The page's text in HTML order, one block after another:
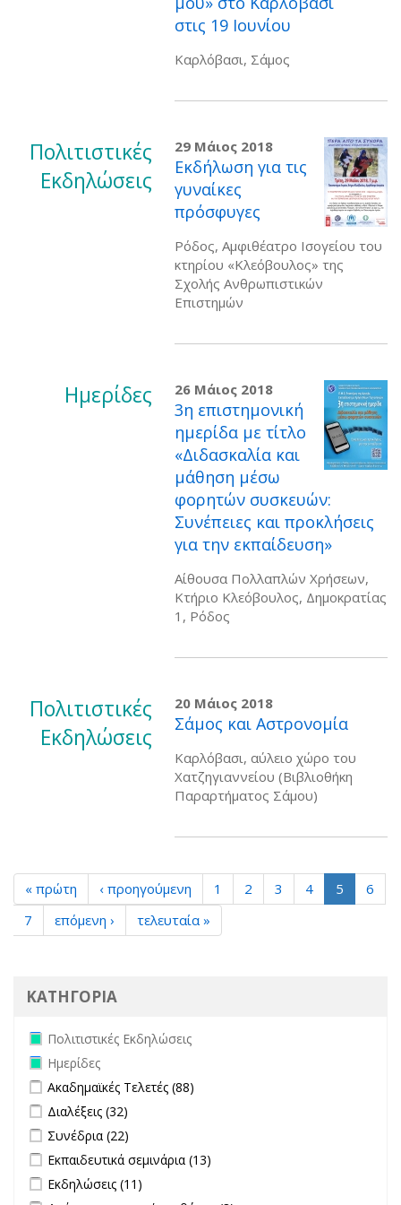
στις 19 Ιουνίου
Καρλόβασι, Σάμος
Πολιτιστικές
Εκδηλώσεις
29 Μάιος 2018
Eκδήλωση για τις
γυναίκες
πρόσφυγες
Ρόδος, Αμφιθέατρο Ισογείου του
κτηρίου «Κλεόβουλος» της
Σχολής Ανθρωπιστικών
Επιστημών
Ημερίδες 26 Μάιος 2018
3η επιστημονική
ημερίδα με τίτλο
«Διδασκαλία και
μάθηση μέσω
φορητών συσκευών:
Συνέπειες και προκλήσεις
για την εκπαίδευση»
Αίθουσα Πολλαπλών Χρήσεων,
Κτήριο Κλεόβουλος, Δημοκρατίας
1, Ρόδος
Πολιτιστικές
Εκδηλώσεις
20 Μάιος 2018
Σάμος και Αστρονομία
Καρλόβασι, αύλειο χώρο του
Χατζηγιαννείου (Βιβλιοθήκη
Παραρτήματος Σάμου)
« πρώτη ‹ προηγούμενη 1 2 3 4 5
6
7
επόμενη › τελευταία »
ΚΑΤΗΓΟΡΙΑ
Remove Πολιτιστικές Εκδηλώσεις filter
Πολιτιστικές Εκδηλώσεις
Remove Ημερίδες filter
Ημερίδες
Apply Ακαδημαϊκές Τελετές filter
Ακαδημαϊκές Τελετές (88)
Apply Διαλέξεις filter
Διαλέξεις (32)
Apply Συνέδρια filter
Συνέδρια (22)
Apply Εκπαιδευτικά σεμινάρια filter
Εκπαιδευτικά σεμινάρια (13)
Apply Εκδηλώσεις filter
Εκδηλώσεις (11)